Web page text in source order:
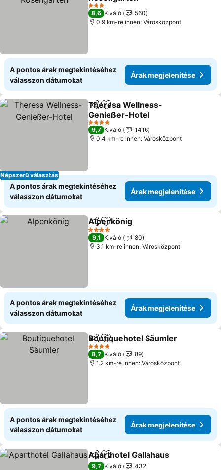
3 Kategória
8,6 Kiváló
560
0.9 km-re innen: Városközpont
A pontos árak megtekintéséhez
válasszon dátumokat
Árak megjelenítése
Népszerű választás
Megosztás
Hozzáadás a kedvencekhez
Theresa Wellness-
Genießer-Hotel
4 Kategória
9,7 Kiváló
1416
0.4 km-re innen: Városközpont
A pontos árak megtekintéséhez
válasszon dátumokat
Árak megjelenítése
Megosztás
Hozzáadás a kedvencekhez
Alpenkönig
4 Kategória
9,1 Kiváló
80
3.1 km-re innen: Városközpont
A pontos árak megtekintéséhez
válasszon dátumokat
Árak megjelenítése
Megosztás
Hozzáadás a kedvencekhez
Boutiquehotel Säumler
4 Kategória
8,7 Kiváló
89
1.2 km-re innen: Városközpont
A pontos árak megtekintéséhez
válasszon dátumokat
Árak megjelenítése
Megosztás
Hozzáadás a kedvencekhez
Aparthotel Gallahaus
9,7 Kiváló
432